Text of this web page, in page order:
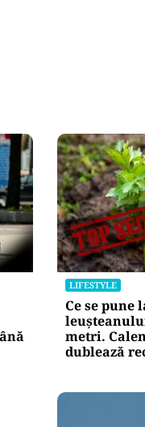
LIFESTYLE
Ce se pune
metri.
dublează